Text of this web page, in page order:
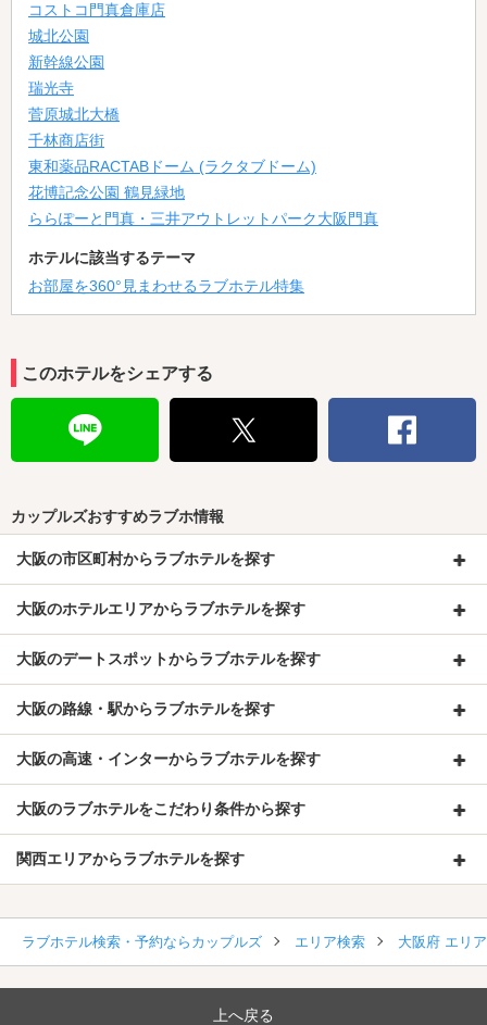
コストコ門真倉庫店
城北公園
新幹線公園
瑞光寺
菅原城北大橋
千林商店街
東和薬品RACTABドーム (ラクタブドーム)
花博記念公園 鶴見緑地
ららぽーと門真・三井アウトレットパーク大阪門真
ホテルに該当するテーマ
お部屋を360°見まわせるラブホテル特集
このホテルをシェアする
カップルズおすすめラブホ情報
大阪の市区町村からラブホテルを探す
大阪のホテルエリアからラブホテルを探す
大阪のデートスポットからラブホテルを探す
大阪の路線・駅からラブホテルを探す
大阪の高速・インターからラブホテルを探す
大阪のラブホテルをこだわり条件から探す
関西エリアからラブホテルを探す
ラブホテル検索・予約ならカップルズ エリア検索 大阪府 エリ
上へ戻る